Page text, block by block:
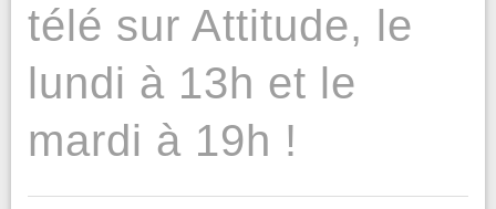
télé sur Attitude, le
lundi à 13h et le
mardi à 19h !